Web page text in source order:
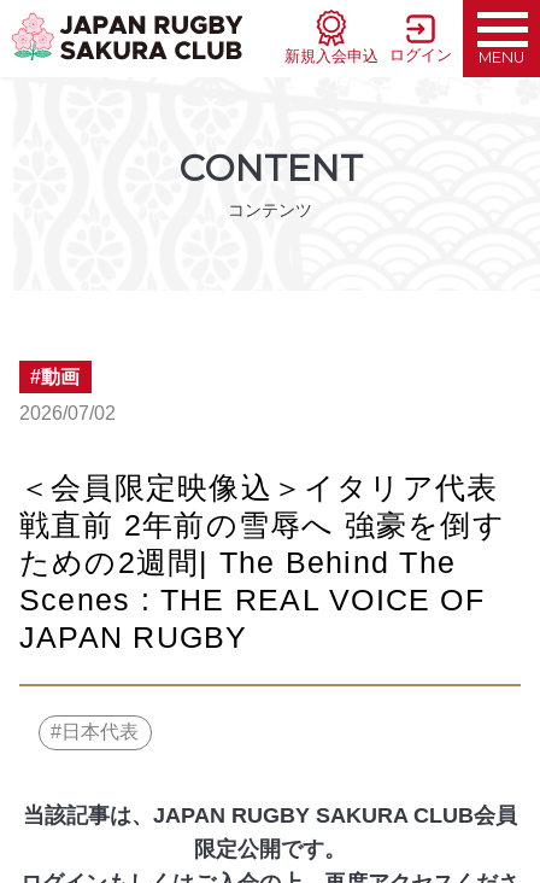
新規入会申込 ログイン MENU
CONTENT
コンテンツ
動画
2026/07/02
＜会員限定映像込＞イタリア代表
戦直前 2年前の雪辱へ 強豪を倒す
ための2週間| The Behind The
Scenes : THE REAL VOICE OF
JAPAN RUGBY
日本代表
当該記事は、JAPAN RUGBY SAKURA CLUB会員
限定公開です。